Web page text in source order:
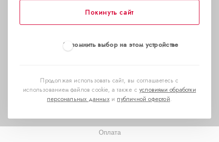
Покинуть сайт
Запомнить выбор на этом устройстве
Продолжая использовать сайт, вы соглашаетесь с
использованием файлов cookie, а также сусловиями обработки
персональных данныхи публичной офертой.
Для партнеров
Оплата